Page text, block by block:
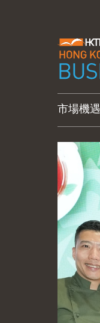
市場機遇